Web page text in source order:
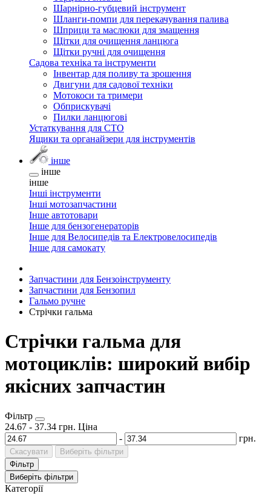
Шарнірно-губцевий інструмент
Шланги-помпи для перекачування палива
Шприци та маслюки для змащення
Щітки для очищення ланцюга
Щітки ручні для очищення
Садова техніка та інструменти
Інвентар для поливу та зрошення
Двигуни для садової техніки
Мотокоси та тримери
Обприскувачі
Пилки ланцюгові
Устаткування для СТО
Ящики та органайзери для інструментів
інше
інше
інше
Інші інструменти
Інші мотозапчастини
Інше автотовари
Інше для бензогенераторів
Інше для Велосипедів та Електровелосипедів
Інше для самокату
Запчастини для Бензоінструменту
Запчастини для Бензопил
Гальмо ручне
Стрічки гальма
Стрічки гальма для
мотоциклів: широкий вибір
якісних запчастин
Фільтр
24.67 - 37.34 грн. Ціна
-
грн.
Скасувати
Виберіть фільтри
Фільтр
Виберіть фільтри
Категорії